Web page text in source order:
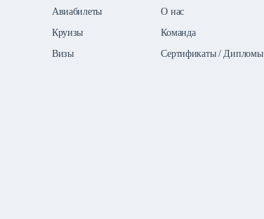
Авиабилеты
Круизы
Визы
О нас
Команда
Сертификаты / Дипломы